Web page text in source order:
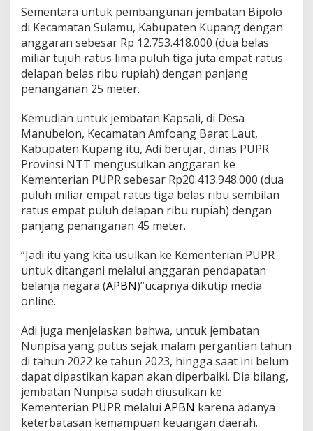
Sementara untuk pembangunan jembatan Bipolo
di Kecamatan Sulamu, Kabupaten Kupang dengan
anggaran sebesar Rp 12.753.418.000 (dua belas
miliar tujuh ratus lima puluh tiga juta empat ratus
delapan belas ribu rupiah) dengan panjang
penanganan 25 meter.
Kemudian untuk jembatan Kapsali, di Desa
Manubelon, Kecamatan Amfoang Barat Laut,
Kabupaten Kupang itu, Adi berujar, dinas PUPR
Provinsi NTT mengusulkan anggaran ke
Kementerian PUPR sebesar Rp20.413.948.000 (dua
puluh miliar empat ratus tiga belas ribu sembilan
ratus empat puluh delapan ribu rupiah) dengan
panjang penanganan 45 meter.
“Jadi itu yang kita usulkan ke Kementerian PUPR
untuk ditangani melalui anggaran pendapatan
belanja negara (APBN)”ucapnya dikutip media
online.
Adi juga menjelaskan bahwa, untuk jembatan
Nunpisa yang putus sejak malam pergantian tahun
di tahun 2022 ke tahun 2023, hingga saat ini belum
dapat dipastikan kapan akan diperbaiki. Dia bilang,
jembatan Nunpisa sudah diusulkan ke
Kementerian PUPR melalui APBN karena adanya
keterbatasan kemampuan keuangan daerah.